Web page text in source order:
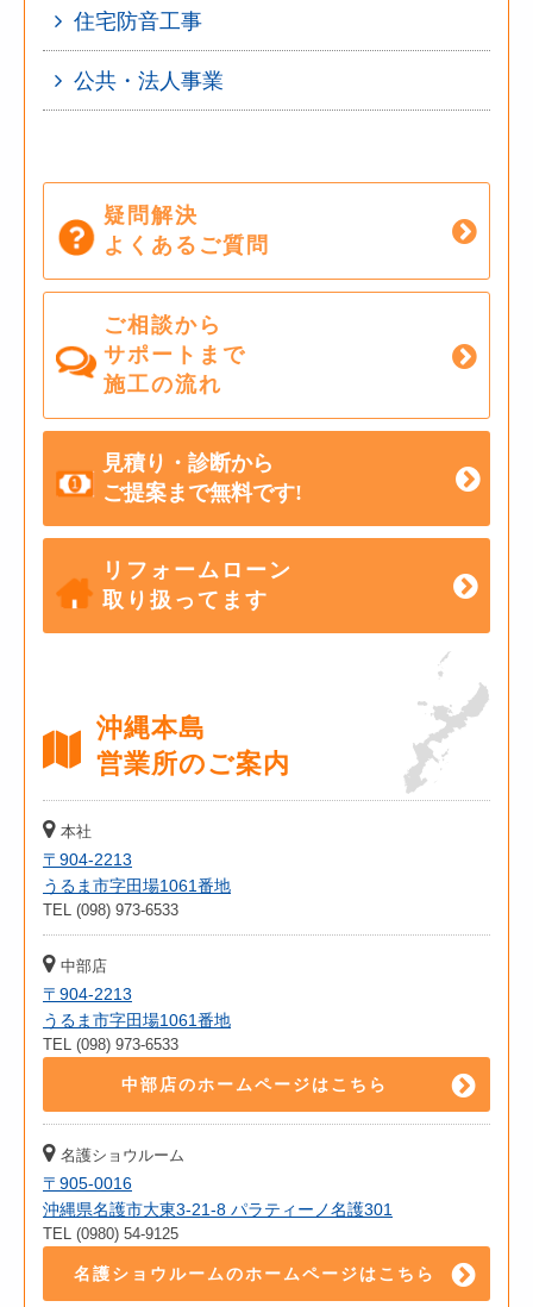
住宅防音工事
公共・法人事業
疑問解決
よくあるご質問
ご相談から
サポートまで
施工の流れ
見積り・診断から
ご提案まで無料です!
リフォームローン
取り扱ってます
沖縄本島
営業所のご案内
本社
〒904-2213
うるま市字田場1061番地
TEL (098) 973-6533
中部店
〒904-2213
うるま市字田場1061番地
TEL (098) 973-6533
中部店のホームページはこちら
名護ショウルーム
〒905-0016
沖縄県名護市大東3-21-8 パラティーノ名護301
TEL (0980) 54-9125
名護ショウルームのホームページはこちら